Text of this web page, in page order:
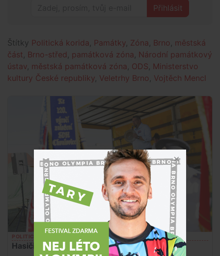
Přihlásit
Štítky Politická korida Památky Zóna Brno městská
část Brno-střed památková zóna Národní památkový
ústav městská památková zóna ODS Ministerstvo
kultury České republiky Veletrhy Brno Vojtěch Mencl